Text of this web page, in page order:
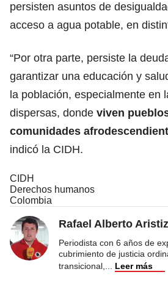
persisten asuntos de
acceso a agua potable, en
“Por otra parte, persiste la
garantizar una educación y
la población, especialmente en
dispersas, donde viven
comunidades
indicó la CIDH.
CIDH
Derechos humanos
Colombia
Rafael Alberto
Periodista con 6 años de
cubrimiento de justicia
transicional,
Leer más